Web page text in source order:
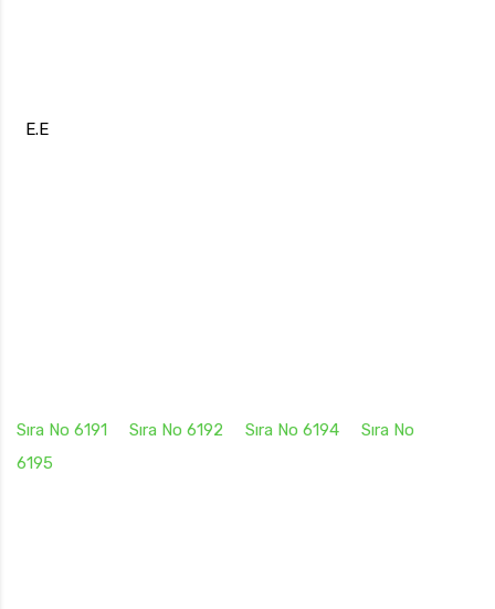
E.E
Sıra No 6191 Sıra No 6192 Sıra No 6194
Sıra No
6195